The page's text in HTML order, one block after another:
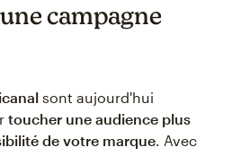
campagne
sont aujourd'hui
toucher une audience plus
de votre marque. Avec